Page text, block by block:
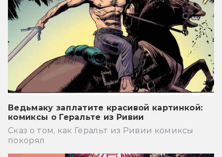
Ведьмаку заплатите красивой картинкой:
комиксы о Геральте из Ривии
Сказ о том, как Геральт из Ривии комиксы
покорял